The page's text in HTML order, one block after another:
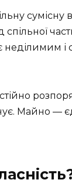
сумісну
неділимим і
Майно —